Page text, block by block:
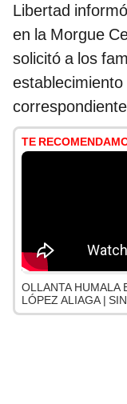
Libertad
en la Morgue
solicitó a los
TE
OLLANTA HUMALA
LÓPEZ ALIAGA |